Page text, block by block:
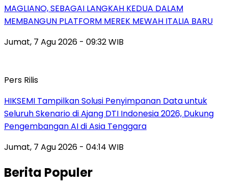
MAGLIANO, SEBAGAI LANGKAH KEDUA DALAM
MEMBANGUN PLATFORM MEREK MEWAH ITALIA BARU
Jumat, 7 Agu 2026 - 09:32 WIB
Pers Rilis
HIKSEMI Tampilkan Solusi Penyimpanan Data untuk
Seluruh Skenario di Ajang DTI Indonesia 2026, Dukung
Pengembangan AI di Asia Tenggara
Jumat, 7 Agu 2026 - 04:14 WIB
Berita Populer